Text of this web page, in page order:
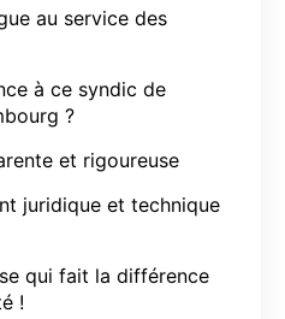
au service des
à ce syndic de
?
et rigoureuse
juridique et technique
qui fait la différence
!